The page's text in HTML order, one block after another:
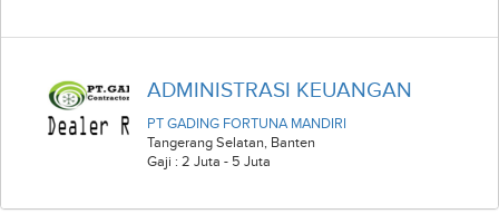
ADMINISTRASI KEUANGAN
PT GADING FORTUNA MANDIRI
Tangerang Selatan, Banten
Gaji : 2 Juta - 5 Juta